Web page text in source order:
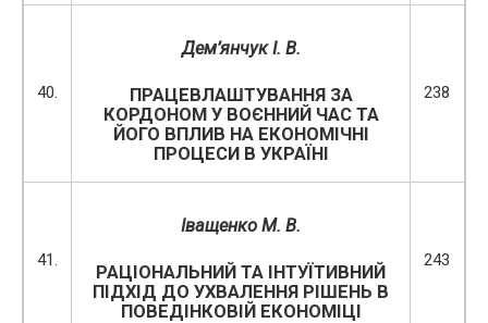
40.
Дем’янчук І. В.
ПРАЦЕВЛАШТУВАННЯ ЗА
КОРДОНОМ У ВОЄННИЙ ЧАС ТА
ЙОГО ВПЛИВ НА ЕКОНОМІЧНІ
ПРОЦЕСИ В УКРАЇНІ
238
41.
Іващенко М. В.
РАЦІОНАЛЬНИЙ ТА ІНТУЇТИВНИЙ
ПІДХІД ДО УХВАЛЕННЯ РІШЕНЬ В
ПОВЕДІНКОВІЙ ЕКОНОМІЦІ
243